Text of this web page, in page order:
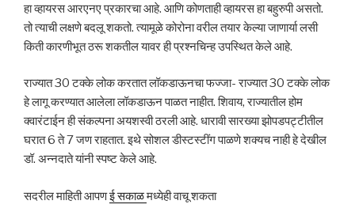
हा व्हायरस आरएनए प्रकारचा आहे. आणि कोणताही व्हायरस हा बहुरुपी असतो.
तो त्याची लक्षणे बदलू शकतो. त्यामूळे कोरोना वरील तयार केल्या जाणार्या लसी
किती कारणीभूत ठरू शकतील यावर ही प्रश्नचिन्ह उपस्थित केले आहे.
राज्यात 30 टक्के लोक करतात लॉकडाऊनचा फज्जा- राज्यात 30 टक्के लोक
हे लागू करण्यात आलेला लॉकडाऊन पाळत नाहीत. शिवाय, राज्यातील होम
क्वारंटाईन ही संकल्पना अयशस्वी ठरली आहे. धारावी सारख्या झोपडपट्टीतील
घरात 6 ते 7 जण राहतात. इथे सोशल डीस्टस्टींग पाळणे शक्यच नाही हे देखील
डॉ. अन्नदाते यांनी स्पष्ट केले आहे.
सदरील माहिती आपणई सकाळमध्येही वाचू शकता